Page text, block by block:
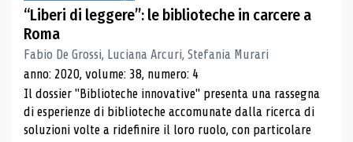
“Liberi di leggere”: le biblioteche in carcere a
Roma
Fabio De Grossi, Luciana Arcuri, Stefania Murari
anno: 2020, volume: 38, numero: 4
Il dossier "Biblioteche innovative" presenta una rassegna
di esperienze di biblioteche accomunate dalla ricerca di
soluzioni volte a ridefinire il loro ruolo, con particolare